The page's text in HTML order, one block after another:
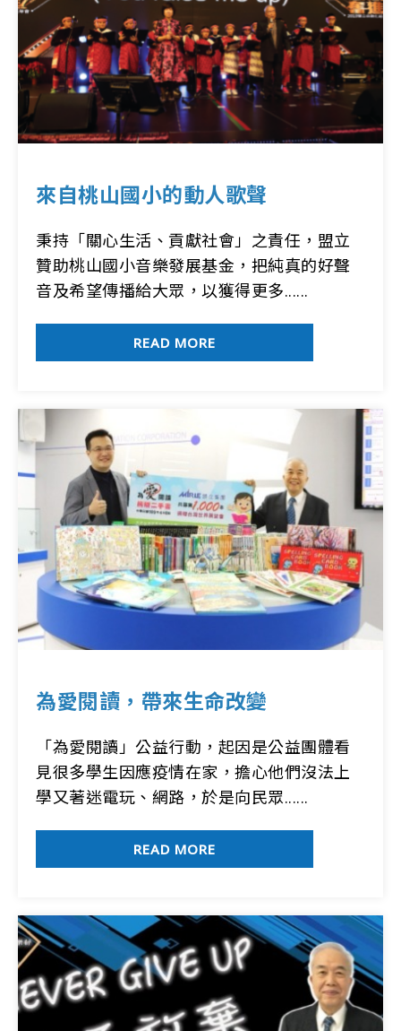
來自桃山國小的動人歌聲
秉持「關心生活、貢獻社會」之責任，盟立
贊助桃山國小音樂發展基金，把純真的好聲
音及希望傳播給大眾，以獲得更多......
READ MORE
為愛閱讀，帶來生命改變
「為愛閱讀」公益行動，起因是公益團體看
見很多學生因應疫情在家，擔心他們沒法上
學又著迷電玩、網路，於是向民眾......
READ MORE